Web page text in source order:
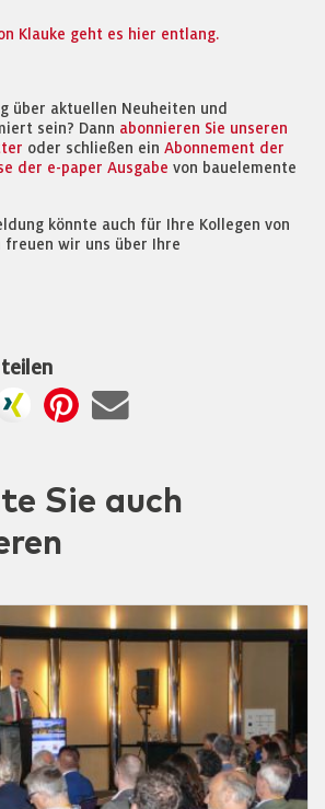
Klauke geht es hier entlang.
über aktuellen Neuheiten und
sein? Dann abonnieren Sie unseren
oder schließen ein Abonnement der
der e-paper Ausgabe von bauelemente
könnte auch für Ihre Kollegen von
freuen wir uns über Ihre
Sie auch